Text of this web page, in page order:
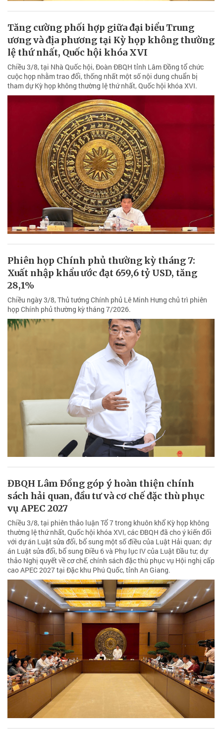
Tăng cường phối hợp giữa đại biểu Trung
ương và địa phương tại Kỳ họp không thường
lệ thứ nhất, Quốc hội khóa XVI
Chiều 3/8, tại Nhà Quốc hội, Đoàn ĐBQH tỉnh Lâm Đồng tổ chức
cuộc họp nhằm trao đổi, thống nhất một số nội dung chuẩn bị
tham dự Kỳ họp không thường lệ thứ nhất, Quốc hội khóa XVI.
Phiên họp Chính phủ thường kỳ tháng 7:
Xuất nhập khẩu ước đạt 659,6 tỷ USD, tăng
28,1%
Chiều ngày 3/8, Thủ tướng Chính phủ Lê Minh Hưng chủ trì phiên
họp Chính phủ thường kỳ tháng 7/2026.
ĐBQH Lâm Đồng góp ý hoàn thiện chính
sách hải quan, đầu tư và cơ chế đặc thù phục
vụ APEC 2027
Chiều 3/8, tại phiên thảo luận Tổ 7 trong khuôn khổ Kỳ họp không
thường lệ thứ nhất, Quốc hội khóa XVI, các ĐBQH đã cho ý kiến đối
với dự án Luật sửa đổi, bổ sung một số điều của Luật Hải quan; dự
án Luật sửa đổi, bổ sung Điều 6 và Phụ lục IV của Luật Đầu tư; dự
thảo Nghị quyết về cơ chế, chính sách đặc thù phục vụ Hội nghị cấp
cao APEC 2027 tại Đặc khu Phú Quốc, tỉnh An Giang.